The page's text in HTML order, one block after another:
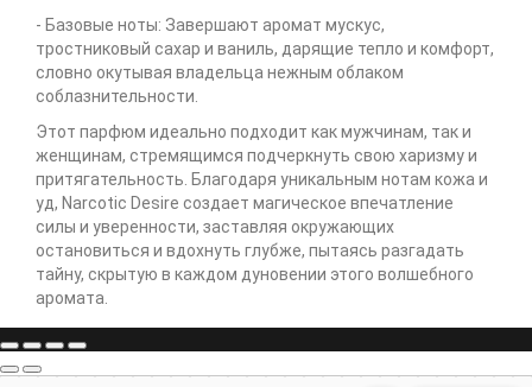
- Базовые ноты: Завершают аромат мускус,
тростниковый сахар и ваниль, дарящие тепло и комфорт,
словно окутывая владельца нежным облаком
соблазнительности.
Этот парфюм идеально подходит как мужчинам, так и
женщинам, стремящимся подчеркнуть свою харизму и
притягательность. Благодаря уникальным нотам кожа и
уд, Narcotic Desire создает магическое впечатление
силы и уверенности, заставляя окружающих
остановиться и вдохнуть глубже, пытаясь разгадать
тайну, скрытую в каждом дуновении этого волшебного
аромата.